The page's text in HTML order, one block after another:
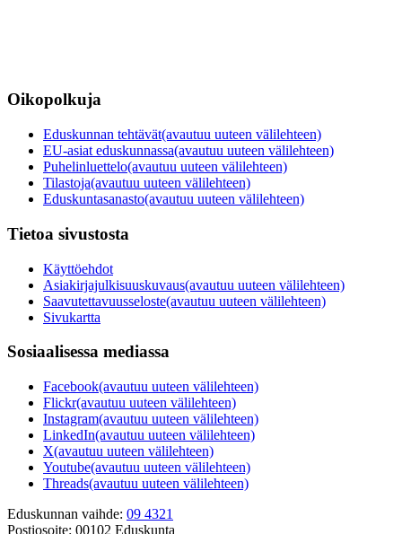
Oikopolkuja
Eduskunnan tehtävät(avautuu uuteen välilehteen)
EU-asiat eduskunnassa(avautuu uuteen välilehteen)
Puhelinluettelo(avautuu uuteen välilehteen)
Tilastoja(avautuu uuteen välilehteen)
Eduskuntasanasto(avautuu uuteen välilehteen)
Tietoa sivustosta
Käyttöehdot
Asiakirjajulkisuuskuvaus(avautuu uuteen välilehteen)
Saavutettavuusseloste(avautuu uuteen välilehteen)
Sivukartta
Sosiaalisessa mediassa
Facebook(avautuu uuteen välilehteen)
Flickr(avautuu uuteen välilehteen)
Instagram(avautuu uuteen välilehteen)
LinkedIn(avautuu uuteen välilehteen)
X(avautuu uuteen välilehteen)
Youtube(avautuu uuteen välilehteen)
Threads(avautuu uuteen välilehteen)
Eduskunnan vaihde: 09 4321
Postiosoite: 00102 Eduskunta